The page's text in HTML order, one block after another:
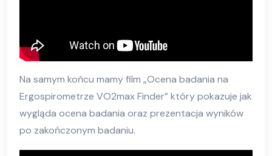
Na samym końcu mamy film „Ocena badania na
Ergospirometrze VO2max Finder” który pokazuje jak
wygląda ocena badania oraz prezentacja wyników
po zakończonym badaniu.